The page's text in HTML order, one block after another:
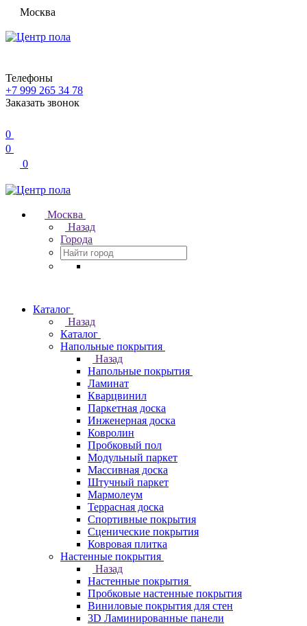
Москва
Телефоны
+7 999 265 34 78
Заказать звонок
0
0
0
Москва
Назад
Города
Каталог
Назад
Каталог
Напольные покрытия
Назад
Напольные покрытия
Ламинат
Кварцвинил
Паркетная доска
Инженерная доска
Ковролин
Пробковый пол
Модульный паркет
Массивная доска
Штучный паркет
Мармолеум
Террасная доска
Спортивные покрытия
Сценические покрытия
Ковровая плитка
Настенные покрытия
Назад
Настенные покрытия
Пробковые настенные покрытия
Виниловые покрытия для стен
3D Ламинированные панели